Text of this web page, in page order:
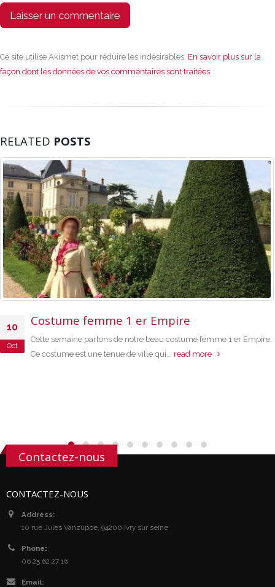
Ce site utilise Akismet pour réduire les indésirables. En savoir plus sur la
façon dont les données de vos commentaires sont traitées.
RELATED POSTS
10
Oct
Costume femme 1 er Empire
Cette semaine parlons de notre beau costume femme 1 er Empire.
Ce costume est une tenue de ville qui... read more
Contactez-nous
CONTACTEZ-NOUS
Address:
10 rue Jules Vanzuppe, 94200 Ivry sur seine
Phone:
06 25 62 27 16
Email: